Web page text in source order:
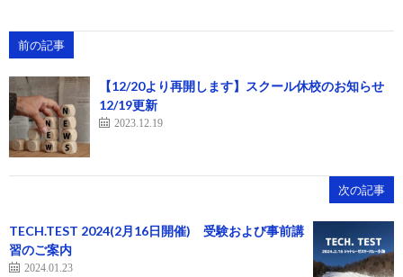
前の記事
【12/20より再開します】スクール休校のお知らせ
12/19更新
2023.12.19
次の記事
TECH.TEST 2024(2月16日開催) 受験および事前講
習のご案内
2024.01.23